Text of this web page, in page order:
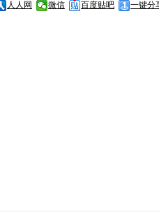
人人网 微信 百度贴吧 一键分